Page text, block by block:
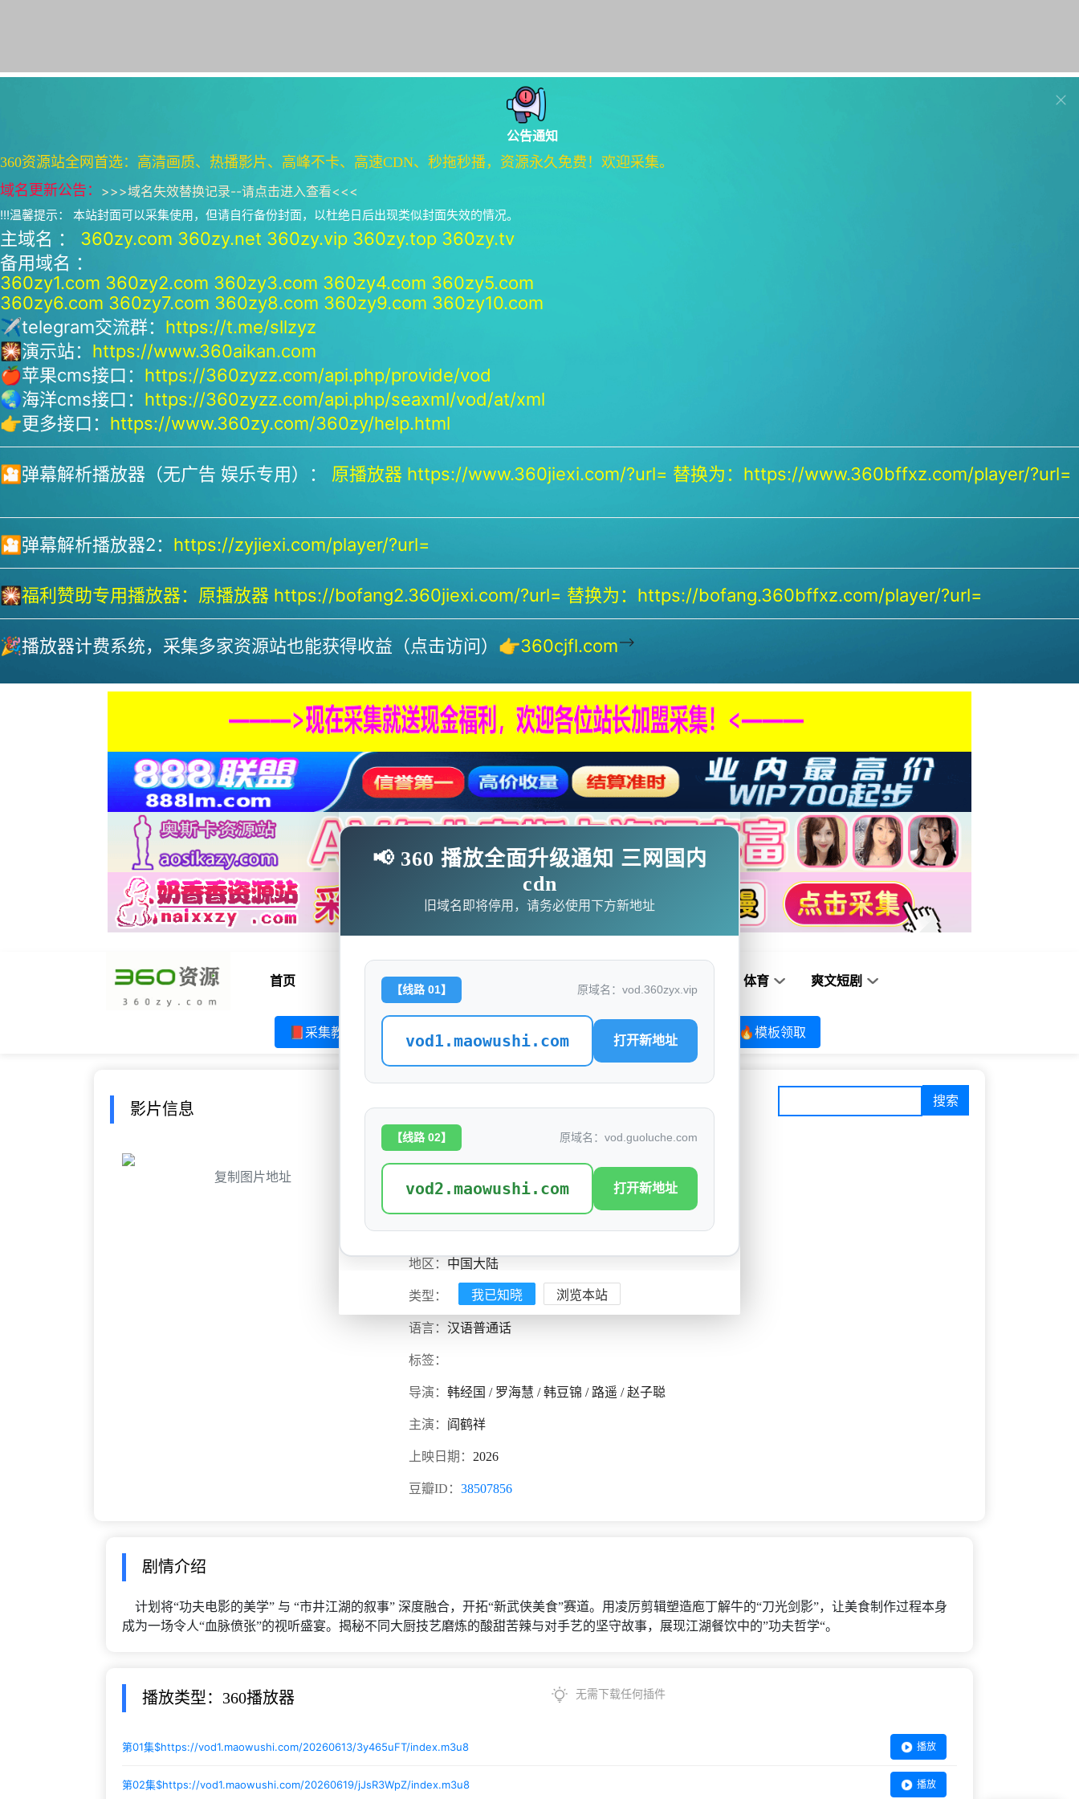
公告通知
360资源站全网首选：高清画质、热播影片、高峰不卡、高速CDN、秒拖秒播，资源永久免费！欢迎采集。
域名更新公告： >>>域名失效替换记录--请点击进入查看<<<
!!!温馨提示： 本站封面可以采集使用，但请自行备份封面，以杜绝日后出现类似封面失效的情况。
主域名 ： 360zy.com 360zy.net 360zy.vip 360zy.top 360zy.tv
备用域名 ：
360zy1.com 360zy2.com 360zy3.com 360zy4.com 360zy5.com
360zy6.com 360zy7.com 360zy8.com 360zy9.com 360zy10.com
✈telegram交流群： https://t.me/sllzyz
🎇演示站： https://www.360aikan.com
🍎苹果cms接口： https://360zyzz.com/api.php/provide/vod
🌏海洋cms接口： https://360zyzz.com/api.php/seaxml/vod/at/xml
👉更多接口： https://www.360zy.com/360zy/help.html
🎦弹幕解析播放器（无广告 娱乐专用）： 原播放器 https://www.360jiexi.com/?url= 替换为：https://www.360bffxz.com/player/?url=
🎦弹幕解析播放器2： https://zyjiexi.com/player/?url=
🎇福利赞助专用播放器： 原播放器 https://bofang2.360jiexi.com/?url= 替换为：https://bofang.360bffxz.com/player/?url=
🎉播放器计费系统，采集多家资源站也能获得收益（点击访问）👉360cjfl.com-->
首页 连续剧 动漫 体育 爽文短剧
📕采集教程 🗨求片必应 🎉福利赞助 🎉演示站 🔥模板领取
影片信息
复制图片地址
一招一食 评分: 0.0
是否完结：0
地区： 中国大陆
类型：
语言： 汉语普通话
标签：
导演： 韩经国 / 罗海慧 / 韩豆锦 / 路遥 / 赵子聪
主演： 阎鹤祥
上映日期： 2026
豆瓣ID： 38507856
剧情介绍
计划将“功夫电影的美学” 与 “市井江湖的叙事” 深度融合，开拓“新武侠美食”赛道。用凌厉剪辑塑造庖丁解牛的“刀光剑影”，让美食制作过程本身
成为一场令人“血脉偾张”的视听盛宴。揭秘不同大厨技艺磨炼的酸甜苦辣与对手艺的坚守故事，展现江湖餐饮中的”功夫哲学“。
播放类型：360播放器 无需下载任何插件
第01集$https://vod1.maowushi.com/20260613/3y465uFT/index.m3u8 播放
第02集$https://vod1.maowushi.com/20260619/jJsR3WpZ/index.m3u8 播放
📢 360 播放全面升级通知 三网国内
cdn
旧域名即将停用，请务必使用下方新地址
【线路 01】 原域名：vod.360zyx.vip
vod1.maowushi.com 打开新地址
【线路 02】 原域名：vod.guoluche.com
vod2.maowushi.com 打开新地址
我已知晓 浏览本站